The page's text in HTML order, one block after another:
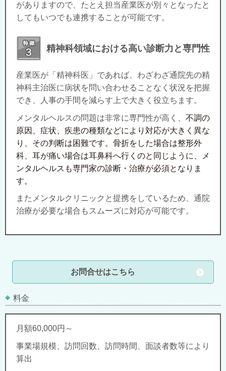
がありますので、たとえ担当産業医が別々となったと
してもいつでも連携することが可能です。
精神科領域における高い診断力と専門性
産業医が「精神科医」であれば、 わざわざ通院先の精
神科主治医に病状を問い合わせることなく状況を把握
でき、人事の手間を減らす上で大きく役立ちます。
メンタルヘルスの問題は非常に専門性が高く、 不調の
原因、症状、疾患の種類などにより対応が大きく異な
り、その判断は困難です。 骨折をした場合は整形外
科、耳が痛い場合は耳鼻科へ行くのと同じように、メ
ンタルヘルスも専門家の診断・治療が必須となりま
す。
またメンタルクリニックと提携をしているため、通院
治療が必要な場合もスムーズに対応が可能です。
お問合せはこちら
料金
月額60,000円～
事業場規模、訪問回数、訪問時間、面談者数等により
算出